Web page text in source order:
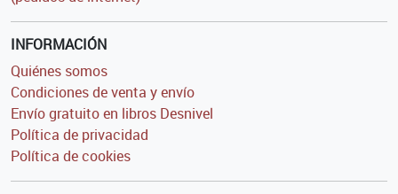
INFORMACIÓN
Quiénes somos
Condiciones de venta y envío
Envío gratuito en libros Desnivel
Política de privacidad
Política de cookies